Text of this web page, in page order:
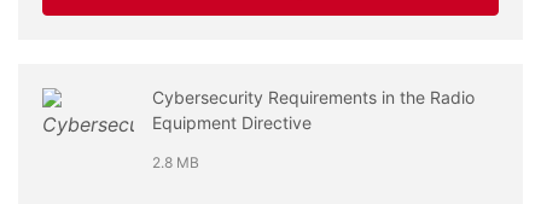
Cybersecurity Requirements in the Radio
Equipment Directive
2.8 MB